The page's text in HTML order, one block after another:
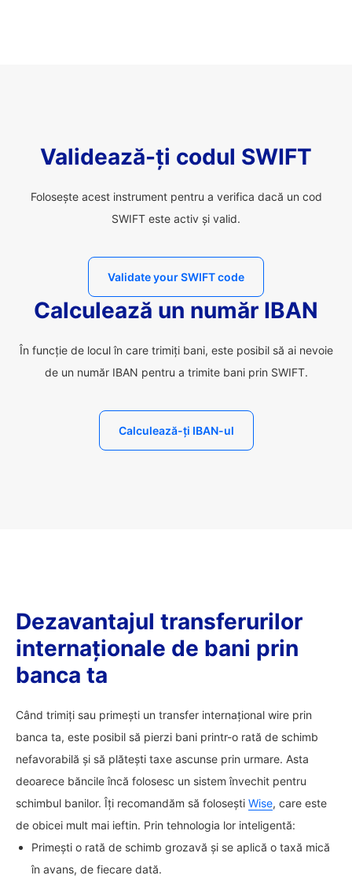
Validează-ți codul SWIFT
Folosește acest instrument pentru a verifica dacă un cod
SWIFT este activ și valid.
Validate your SWIFT code
Calculează un număr IBAN
În funcție de locul în care trimiți bani, este posibil să ai nevoie
de un număr IBAN pentru a trimite bani prin SWIFT.
Calculează-ți IBAN-ul
Dezavantajul transferurilor
internaționale de bani prin
banca ta
Când trimiți sau primești un transfer internațional wire prin
banca ta, este posibil să pierzi bani printr-o rată de schimb
nefavorabilă și să plătești taxe ascunse prin urmare. Asta
deoarece băncile încă folosesc un sistem învechit pentru
schimbul banilor. Îți recomandăm să folosești Wise, care este
de obicei mult mai ieftin. Prin tehnologia lor inteligentă:
Primești o rată de schimb grozavă și se aplică o taxă mică
în avans, de fiecare dată.